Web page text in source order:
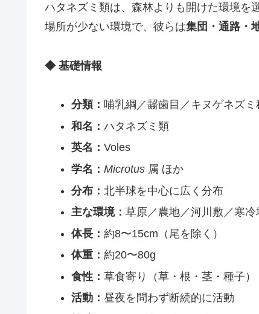
ハタネズミ類は、森林よりも開けた環境を
場所が少ない環境で、彼らは集団・通路・
◆ 基礎情報
分類： 哺乳綱／齧歯目／キヌゲネズミ
和名： ハタネズミ類
英名： Voles
学名： Microtus属 ほか
分布： 北半球を中心に広く分布
主な環境： 草原／農地／河川敷／寒冷
体長： 約8〜15cm（尾を除く）
体重： 約20〜80g
食性： 草食寄り（草・根・茎・種子）
活動： 昼夜を問わず断続的に活動